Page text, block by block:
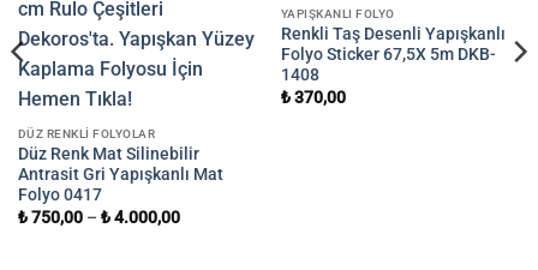
DÜZ RENKLI FOLYOLAR
Düz Renk Mat Silinebilir
Antrasit Gri Yapışkanlı Mat
Folyo 0417
₺750,00– ₺4.000,00
YAPIŞKANLI FOLYO
Renkli Taş Desenli Yapışkanlı
Folyo Sticker 67,5X 5m DKB-
1408
₺370,00